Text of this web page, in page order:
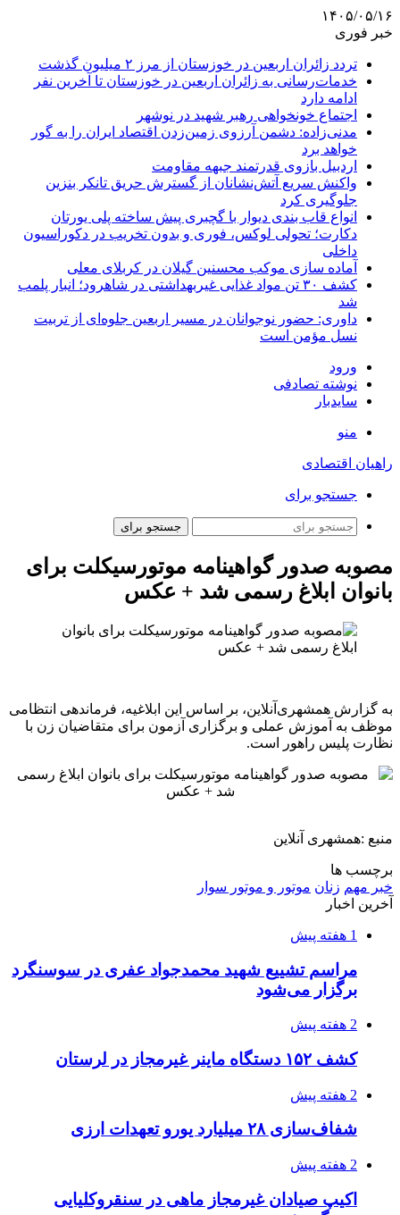
۱۴۰۵/۰۵/۱۶
خبر فوری
تردد زائران اربعین در خوزستان از مرز ۲ میلیون گذشت
خدمات‌رسانی به زائران اربعین در خوزستان تا آخرین نفر
ادامه دارد
اجتماع خونخواهی رهبر شهید در نوشهر
مدنی‌زاده: دشمن آرزوی زمین‌زدن اقتصاد ایران را به گور
خواهد برد
اردبیل بازوی قدرتمند جبهه مقاومت
واکنش سریع آتش‌نشانان از گسترش حریق تانکر بنزین
جلوگیری کرد
انواع قاب بندی دیوار با گچبری پیش ساخته پلی یورتان
دکارت؛ تحولی لوکس، فوری و بدون تخریب در دکوراسیون
داخلی
آماده سازی موکب محسنین گیلان در کربلای معلی
کشف ۳۰ تن مواد غذایی غیربهداشتی در شاهرود؛ انبار پلمب
شد
داوری: حضور نوجوانان در مسیر اربعین جلوه‌ای از تربیت
نسل مؤمن است
ورود
نوشته تصادفی
سایدبار
منو
راهیان اقتصادی
جستجو برای
جستجو برای
مصوبه صدور گواهینامه موتورسیکلت برای
بانوان ابلاغ رسمی شد + عکس
به گزارش همشهری‌آنلاین، بر اساس این ابلاغیه، فرماندهی انتظامی
موظف به آموزش عملی و برگزاری آزمون برای متقاضیان زن با
نظارت پلیس راهور است.
منبع :همشهری آنلاین
برچسب ها
خبر مهم زنان موتور و موتور سوار
آخرین اخبار
1 هفته پیش
مراسم تشییع شهید محمدجواد عفری در سوسنگرد
برگزار می‌شود
2 هفته پیش
کشف ۱۵۲ دستگاه ماینر غیرمجاز در لرستان
2 هفته پیش
شفاف‌سازی ۲۸ میلیارد یورو تعهدات ارزی
2 هفته پیش
اکیپ صیادان غیرمجاز ماهی در سنقروکلیایی